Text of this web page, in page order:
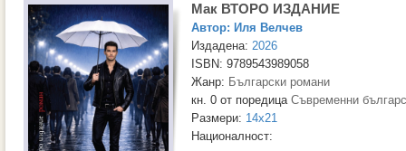
Мак ВТОРО ИЗДАНИЕ
Автор: Иля Велчев
Издадена: 2026
ISBN: 9789543989058
Жанр: Български романи
кн. 0 от поредица Съвременни
Размери: 14x21
Националност: